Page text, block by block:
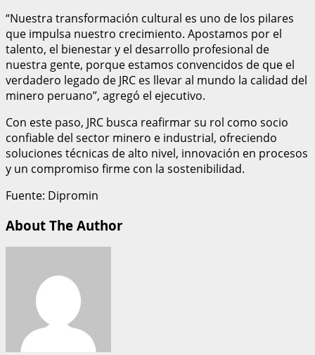
“Nuestra transformación cultural es uno de los pilares
que impulsa nuestro crecimiento. Apostamos por el
talento, el bienestar y el desarrollo profesional de
nuestra gente, porque estamos convencidos de que el
verdadero legado de JRC es llevar al mundo la calidad del
minero peruano”, agregó el ejecutivo.
Con este paso, JRC busca reafirmar su rol como socio
confiable del sector minero e industrial, ofreciendo
soluciones técnicas de alto nivel, innovación en procesos
y un compromiso firme con la sostenibilidad.
Fuente: Dipromin
About The Author